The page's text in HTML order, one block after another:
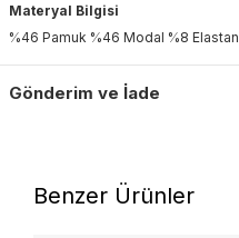
Materyal Bilgisi
%46 Pamuk %46 Modal %8 Elastan
Gönderim ve İade
Benzer Ürünler